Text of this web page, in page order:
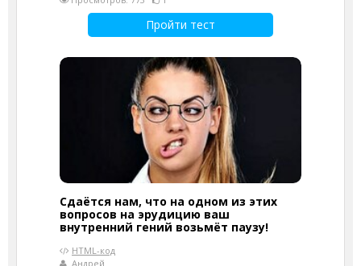
Пройти тест
Сдаётся нам, что на одном из этих
вопросов на эрудицию ваш
внутренний гений возьмёт паузу!
HTML-код
Андрей